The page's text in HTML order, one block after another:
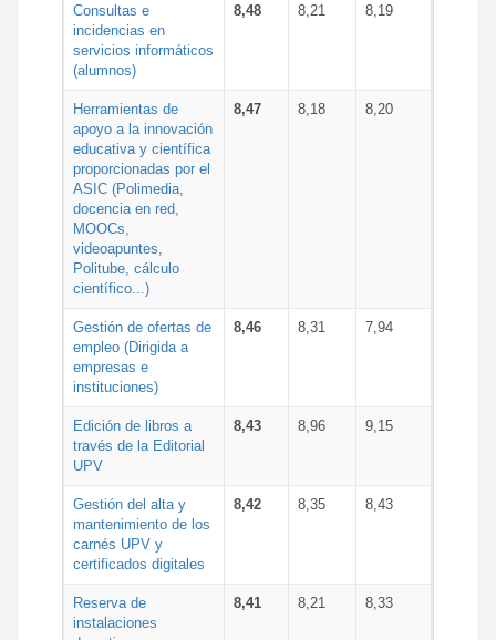
Consultas e
incidencias en
servicios informáticos
(alumnos)
8,48 8,21 8,19
Herramientas de
apoyo a la innovación
educativa y científica
proporcionadas por el
ASIC (Polimedia,
docencia en red,
MOOCs,
videoapuntes,
Politube, cálculo
científico...)
8,47 8,18 8,20
Gestión de ofertas de
empleo (Dirigida a
empresas e
instituciones)
8,46 8,31 7,94
Edición de libros a
través de la Editorial
UPV
8,43 8,96 9,15
Gestión del alta y
mantenimiento de los
carnés UPV y
certificados digitales
8,42 8,35 8,43
Reserva de
instalaciones
8,41 8,21 8,33